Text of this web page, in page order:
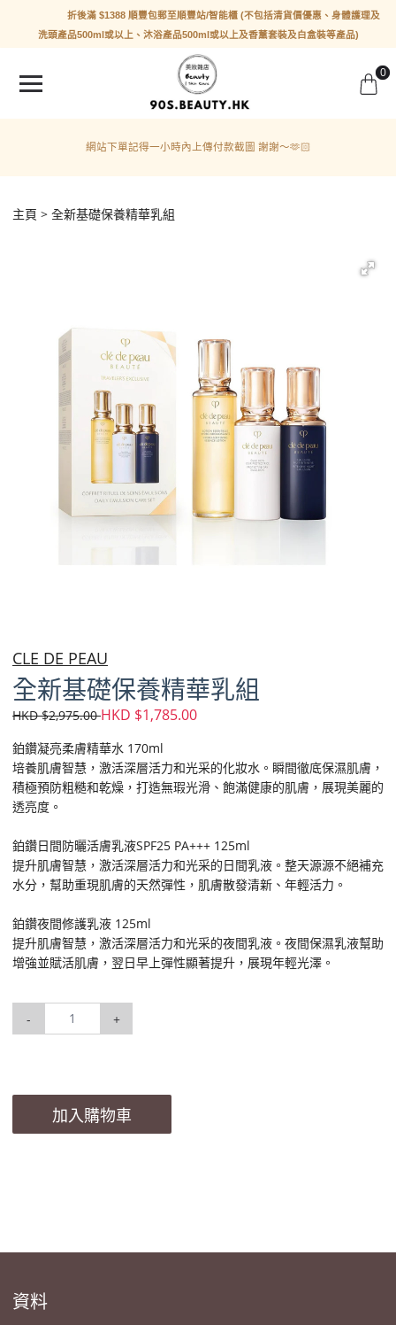
折後滿 $1388 順豐包郵至順豐站/智能櫃 (不包括清貨價優惠、身體護理及
洗頭產品500ml或以上、沐浴產品500ml或以上及香薰套裝及白盒裝等產品)
0
網站下單記得一小時內上傳付款截圖 謝謝～🫶🏻
主頁 全新基礎保養精華乳組
CLE DE PEAU
全新基礎保養精華乳組
HKD $2,975.00HKD $1,785.00
鉑鑽凝亮柔膚精華水 170ml
培養肌膚智慧，激活深層活力和光采的化妝水。瞬間徹底保濕肌膚，
積極預防粗糙和乾燥，打造無瑕光滑、飽滿健康的肌膚，展現美麗的
透亮度。
鉑鑽日間防曬活膚乳液SPF25 PA+++ 125ml
提升肌膚智慧，激活深層活力和光采的日間乳液。整天源源不絕補充
水分，幫助重現肌膚的天然彈性，肌膚散發清新、年輕活力。
鉑鑽夜間修護乳液 125ml
提升肌膚智慧，激活深層活力和光采的夜間乳液。夜間保濕乳液幫助
增強並賦活肌膚，翌日早上彈性顯著提升，展現年輕光澤。
- +
加入購物車
資料